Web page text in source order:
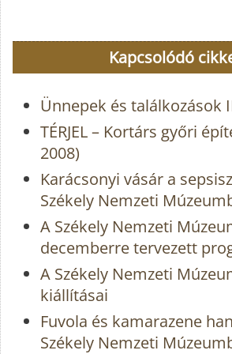
Kapcsolódó
Ünnepek és találkozások
TÉRJEL – Kortárs győri
2008)
Karácsonyi vásár a
Székely Nemzeti
A Székely Nemzeti
decemberre tervezett
A Székely Nemzeti
kiállításai
Fuvola és kamarazene
Székely Nemzeti